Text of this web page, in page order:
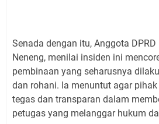
Senada dengan itu, Anggota
Neneng, menilai insiden ini
pembinaan yang seharusnya
dan rohani. Ia menuntut agar
tegas dan transparan dalam
petugas yang melanggar hukum